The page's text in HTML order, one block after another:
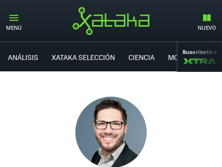
MENÚ NUEVO
ANÁLISIS XATAKA SELECCIÓN CIENCIA MOVILIDAD
Suscríbete a